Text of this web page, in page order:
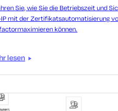
Sie, wie Sie die Betriebszeit und
IP mit der Zertifikatsautomatisierung
können.
lesen